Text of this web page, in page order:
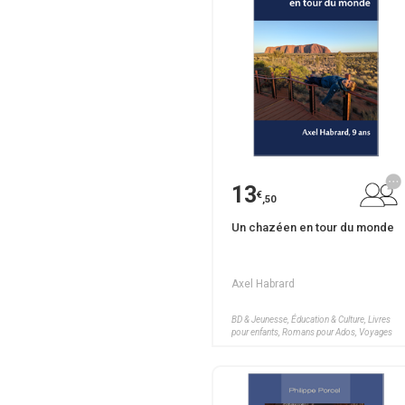
Sciences humaines, Scolaire, Voyages
13€,50
Un chazéen en tour du monde
Axel Habrard
BD & Jeunesse, Éducation & Culture, Livres
pour enfants, Romans pour Ados, Voyages